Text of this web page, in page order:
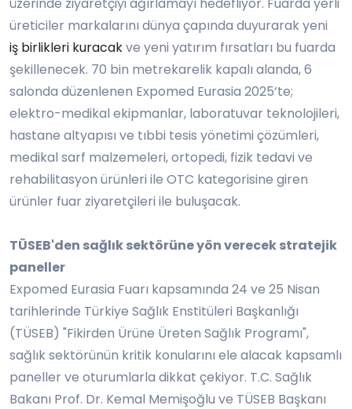
üreticiler markalarını dünya çapında duyurarak yeni
iş birlikleri kuracakve yeni yatırım fırsatları bu fuarda
şekillenecek. 70 bin metrekarelik kapalı alanda, 6
salonda düzenlenen Expomed Eurasia 2025’te;
elektro-medikal ekipmanlar, laboratuvar teknolojileri,
hastane altyapısı ve tıbbi tesis yönetimi çözümleri,
medikal sarf malzemeleri, ortopedi, fizik tedavi ve
rehabilitasyon ürünleri ile OTC kategorisine giren
ürünler fuar ziyaretçileri ile buluşacak.
TÜSEB'den sağlık sektörüne yön verecek stratejik
paneller
Expomed Eurasia Fuarı kapsamında 24 ve 25 Nisan
tarihlerinde Türkiye Sağlık Enstitüleri Başkanlığı
(TÜSEB) "Fikirden Ürüne Üreten Sağlık Programı",
sağlık sektörünün kritik konularını ele alacak kapsamlı
paneller ve oturumlarla dikkat çekiyor. T.C. Sağlık
Bakanı Prof. Dr. Kemal Memişoğlu ve TÜSEB Başkanı